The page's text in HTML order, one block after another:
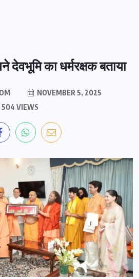
देवभूमि का धर्मरक्षक बताया
NOVEMBER 5, 2025
504 VIEWS